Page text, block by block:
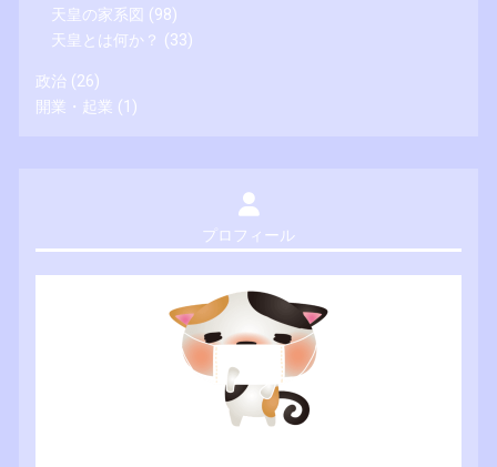
天皇の家系図 (98)
天皇とは何か？ (33)
政治 (26)
開業・起業 (1)
プロフィール